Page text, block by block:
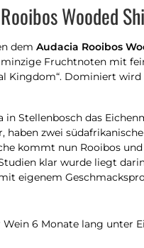
Wooded
dem Audacia Rooibos
Fruchtnoten mit
Kingdom“. Dominiert
in Stellenbosch das
haben zwei
kommt nun Rooibos
klar wurde liegt
eigenem
6 Monate lang unter